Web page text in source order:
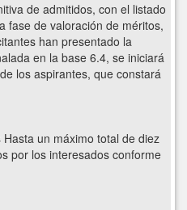
de admitidos, con el listado
fase de valoración de méritos,
han presentado la
en la base 6.4, se iniciará
los aspirantes, que constará
un máximo total de diez
por los interesados conforme